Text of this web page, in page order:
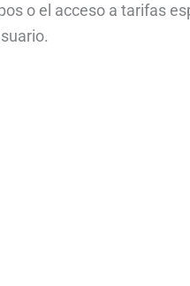
o el acceso a tarifas